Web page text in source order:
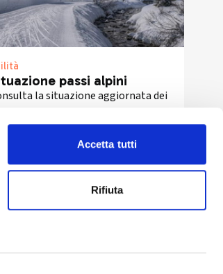
Accetta tutti
Rifiuta
passi alpini
la situazione aggiornata dei
chiusure stagionali e divieti
Aprica, Stelvio, Gavia, Spluga,
e altri. Obbligo catene fino al
Copyright 2025 © Calendario Valtellinese